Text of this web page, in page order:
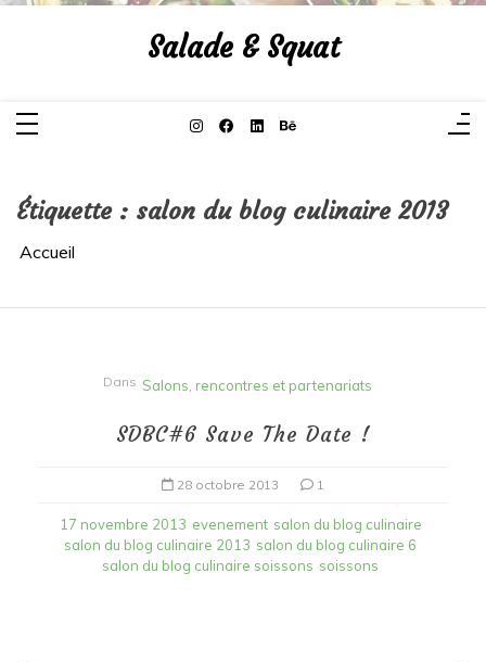
Aller
Salade & Squat
Étiquette : salon du blog culinaire 2013
Accueil
Dans Salons, rencontres et partenariats
SDBC#6 Save The Date !
28 octobre 2013 1
17 novembre 2013 evenement salon du blog culinaire
salon du blog culinaire 2013 salon du blog culinaire 6
salon du blog culinaire soissons soissons